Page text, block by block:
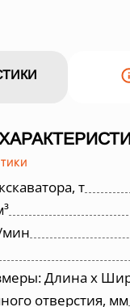
т
мин
Длина х
отверстия, мм